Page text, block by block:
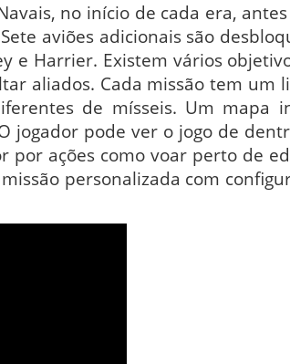
no início de cada era,
aviões adicionais são
e Harrier. Existem vários
aliados. Cada missão tem um
de mísseis. Um mapa
jogador pode ver o jogo de
por ações como voar perto de
personalizada com